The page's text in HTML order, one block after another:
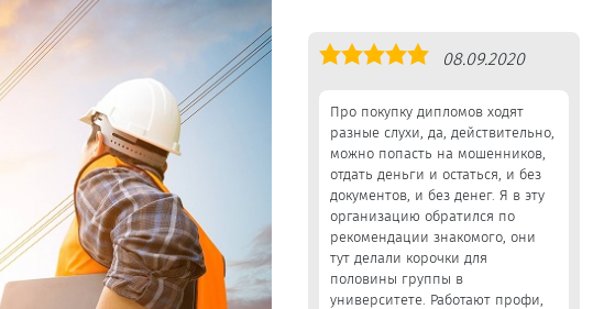
Оценка
08.09.2020
Про покупку дипломов ходят
разные слухи, да, действительно,
можно попасть на мошенников,
отдать деньги и остаться, и без
документов, и без денег. Я в эту
организацию обратился по
рекомендации знакомого, они
тут делали корочки для
половины группы в
университете. Работают профи,